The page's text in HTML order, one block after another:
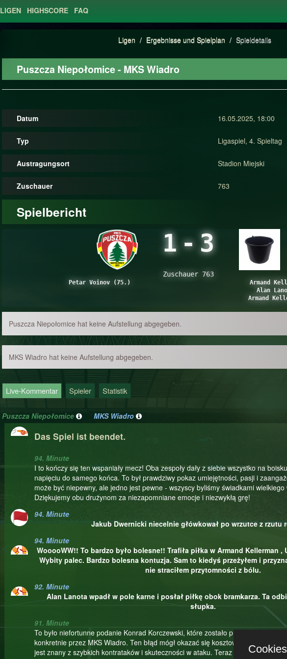
LIGEN HIGHSCORE FAQ
Ligen / Ergebnisse und Spielplan / Spieldetails
Puszcza Niepołomice - MKS Wiadro
Datum 16.05.2025, 18:00
Typ Ligaspiel, 4. Spieltag
Austragungsort Stadion Miejski
Zuschauer 763
Spielbericht
1- 3
Zuschauer 763
Petar Voinov (75.)
Armand
Alan
Armand
Puszcza Niepołomice hat keine Aufstellung abgegeben.
MKS Wiadro hat keine Aufstellung abgegeben.
Live-Kommentar Spieler Statistik
Puszcza Niepołomice MKS Wiadro
Das Spiel ist beendet.
94. Minute
I to kończy się ten wspaniały mecz! Oba zespoły dały z siebie wszystko na
napięciu do samego końca. To był prawdziwy pokaz umiejętności, pasji i
może być niepewny, ale jedno jest pewne - wszyscy byliśmy świadkami wielkiego
Dziękujemy obu drużynom za niezapomniane emocje i niezwykłą grę!
94. Minute
Jakub Dwernicki niecelnie główkował po wrzutce z rzutu
94. Minute
WooooWW!! To bardzo było bolesne!! Trafiła piłka w Armand Kellerman ,
Wybity palec. Bardzo bolesna kontuzja. Sam to kiedyś przeżyłem i
nie straciłem przytomności z bólu.
92. Minute
Alan Lanota wpadł w pole karne i posłał piłkę obok bramkarza. Ta
słupka.
91. Minute
To było niefortunne podanie Konrad Korczewski, które zostało przejęte przez
konkretnie przez MKS Wiadro. Ten błąd mógł okazać się kosztowny dla drużyny,
jest znany z szybkich kontrataków i skuteczności w ataku. Teraz drużyna MKS